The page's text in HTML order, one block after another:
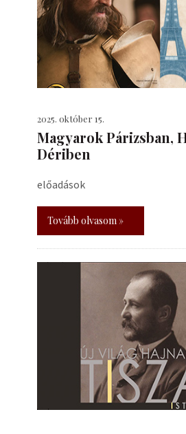
2025. október 15.
​Magyarok Párizsban,
Dériben
előadások
Tovább olvasom »